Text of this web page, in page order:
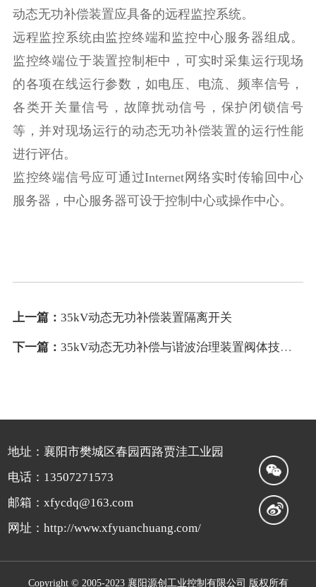
动态无功补偿装置应具备的远程监控系统。
远程监控系统由监控终端和监控中心服务器组成。
监控终端位于装置控制柜中，可实时采集运行现场
的各项在线运行参数，如电压、电流、频率信号，
各类开关量信号，故障扰动信号，保护闭锁信号
等，并对现场运行的动态无功补偿装置的运行性能
进行评估。
监控终端信号应可通过Internet网络实时传输回中心
服务器，中心服务器可设于控制中心或操作中心。
上一篇： 35kV动态无功补偿装置隔离开关
下一篇： 35kV动态无功补偿与谐波治理装置阀体技术要求
地址：襄阳市樊城区春园西路贾洼工业园
电话：13507271573
邮箱：xfycdq@163.com
网址：http://www.xfyuanchuang.com/
Copyright © 2005-2023 襄阳源创工业控制有限公司 版权所有